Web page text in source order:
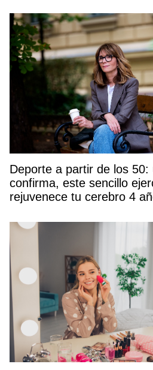
Deporte a partir de los 50:
confirma, este sencillo
rejuvenece tu cerebro 4